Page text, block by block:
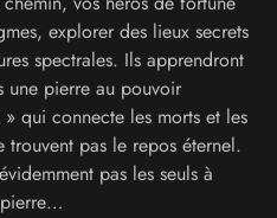
explorer des lieux secrets
spectrales. Ils apprendront
une pierre au pouvoir
» qui connecte les morts et les
trouvent pas le repos éternel.
pas les seuls à
pierre…